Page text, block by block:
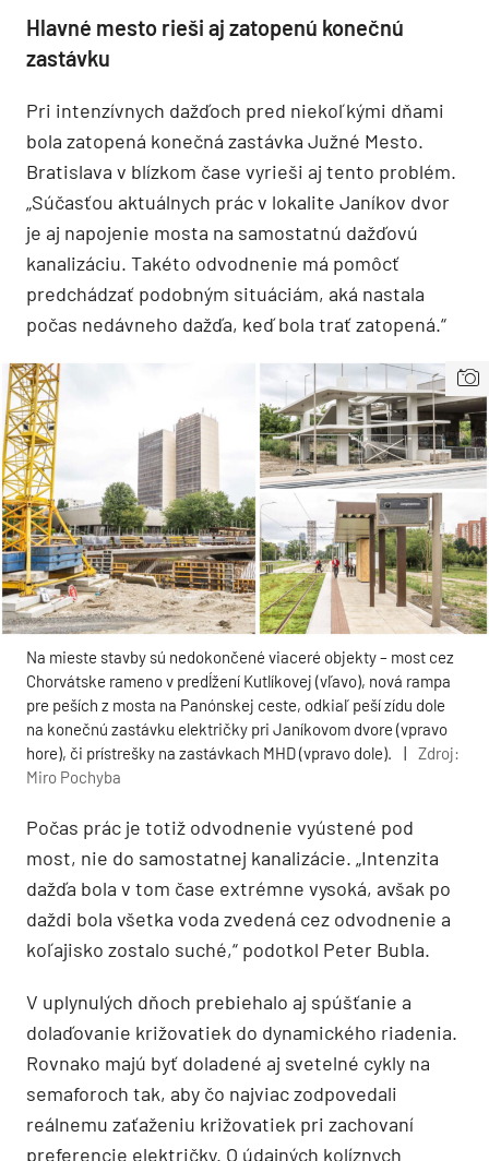
Hlavné mesto rieši aj zatopenú konečnú
zastávku
Pri intenzívnych dažďoch pred niekoľkými dňami
bola zatopená konečná zastávka Južné Mesto.
Bratislava v blízkom čase vyrieši aj tento problém.
„Súčasťou aktuálnych prác v lokalite Janíkov dvor
je aj napojenie mosta na samostatnú dažďovú
kanalizáciu. Takéto odvodnenie má pomôcť
predchádzať podobným situáciám, aká nastala
počas nedávneho dažďa, keď bola trať zatopená.“
Na mieste stavby sú nedokončené viaceré objekty – most cez
Chorvátske rameno v predĺžení Kutlíkovej (vľavo), nová rampa
pre peších z mosta na Panónskej ceste, odkiaľ peší zídu dole
na konečnú zastávku električky pri Janíkovom dvore (vpravo
hore), či prístrešky na zastávkach MHD (vpravo dole).
|
Zdroj:
Miro Pochyba
Počas prác je totiž odvodnenie vyústené pod
most, nie do samostatnej kanalizácie. „Intenzita
dažďa bola v tom čase extrémne vysoká, avšak po
daždi bola všetka voda zvedená cez odvodnenie a
koľajisko zostalo suché,“ podotkol Peter Bubla.
V uplynulých dňoch prebiehalo aj spúšťanie a
dolaďovanie križovatiek do dynamického riadenia.
Rovnako majú byť doladené aj svetelné cykly na
semaforoch tak, aby čo najviac zodpovedali
reálnemu zaťaženiu križovatiek pri zachovaní
preferencie električky. O údajných kolíznych